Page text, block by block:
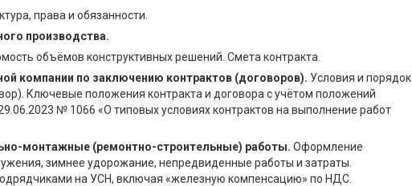
права и обязанности.
производства.
объёмов конструктивных решений. Смета контракта.
компании по заключению контрактов (договоров). Условия и порядок
Ключевые положения контракта и договора с учётом положений
№ 1066 «О типовых условиях контрактов на выполнение работ
монтажные (ремонтно-строительные) работы. Оформление
зимнее удорожание, непредвиденные работы и затраты.
на УСН, включая «железную компенсацию» по НДС.